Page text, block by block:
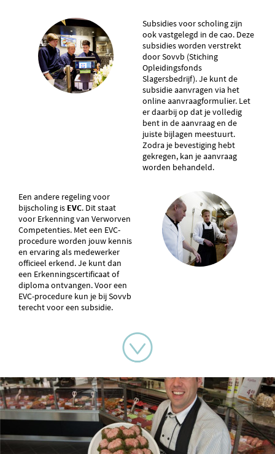
Subsidies voor scholing zijn
ook vastgelegd in de cao. Deze
subsidies worden verstrekt
door Sovvb (Stiching
Opleidingsfonds
Slagersbedrijf). Je kunt de
subsidie aanvragen via het
online aanvraagformulier. Let
er daarbij op dat je volledig
bent in de aanvraag en de
juiste bijlagen meestuurt.
Zodra je bevestiging hebt
gekregen, kan je aanvraag
worden behandeld.
Een andere regeling voor
bijscholing is EVC. Dit staat
voor Erkenning van Verworven
Competenties. Met een EVC-
procedure worden jouw kennis
en ervaring als medewerker
officieel erkend. Je kunt dan
een Erkenningscertificaat of
diploma ontvangen. Voor een
EVC-procedure kun je bij Sovvb
terecht voor een subsidie.